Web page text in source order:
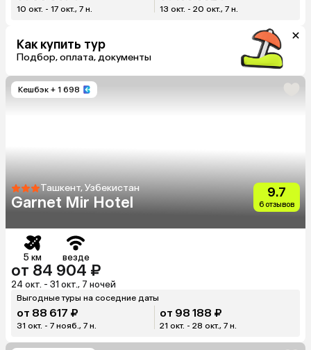
10 окт. - 17 окт., 7 н. 13 окт. - 20 окт., 7 н.
Как купить тур
Подбор, оплата, документы
Кешбэк + 1 698
Ташкент, Узбекистан
Garnet Mir Hotel
9.7
6 отзывов
5 км везде
от 84 904 ₽
24 окт. - 31 окт., 7 ночей
Выгодные туры на соседние даты
от 88 617 ₽
31 окт. - 7 нояб., 7 н.
от 98 188 ₽
21 окт. - 28 окт., 7 н.